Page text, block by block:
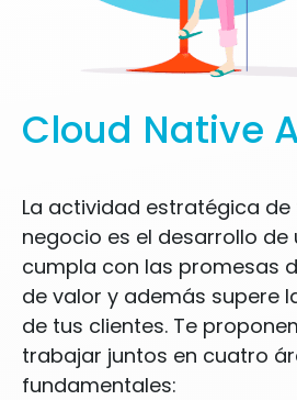
Cloud Native
La actividad estratégica
negocio es el desarrollo
cumpla con las promesas
de valor y además supere
de tus clientes. Te
trabajar juntos en cuatro
fundamentales: